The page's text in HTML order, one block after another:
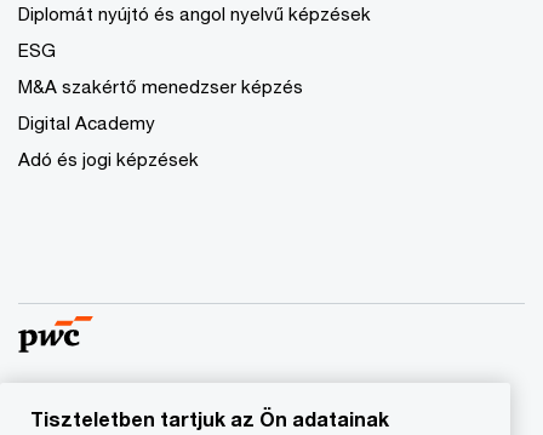
Diplomát nyújtó és angol nyelvű képzések
ESG
M&A szakértő menedzser képzés
Digital Academy
Adó és jogi képzések
© 2023 - 2026 PwC. Minden jog fenntartva. A „PwC”
Tiszteletben tartjuk az Ön adatainak